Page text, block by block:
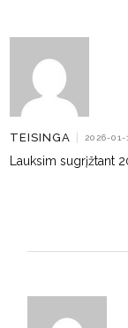
TEISINGA | 2026-01-
Lauksim sugrįžtant